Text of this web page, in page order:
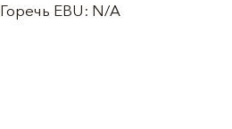
Горечь EBU: N/A